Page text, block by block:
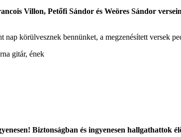
Villon, Petőfi Sándor és Weöres Sándor
körülvesznek bennünket, a megzenésített versek
gitár, ének
Biztonságban és ingyenesen hallgathattok